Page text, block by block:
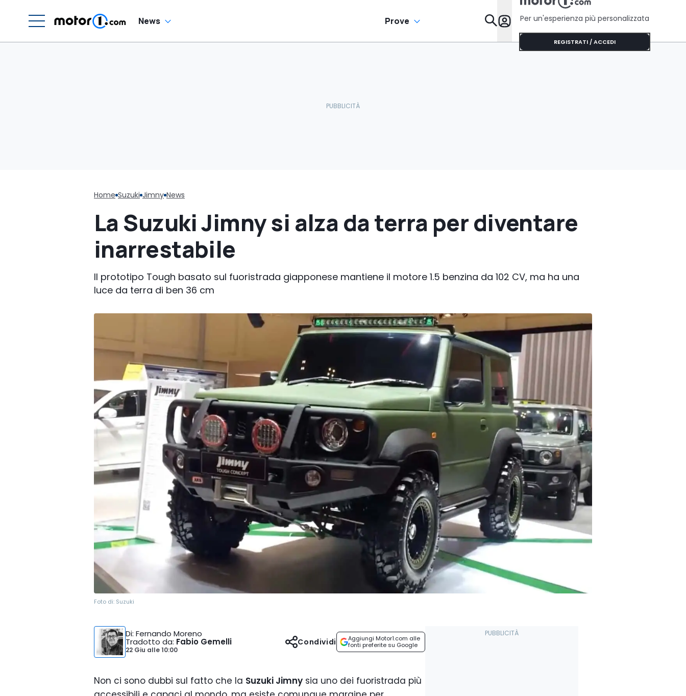
News Prove Da Sapere
Per un'esperienza più personalizzata
REGISTRATI / ACCEDI
Home Suzuki Jimny News
La Suzuki Jimny si alza da terra per diventare
inarrestabile
Il prototipo Tough basato sul fuoristrada giapponese mantiene il motore 1.5 benzina da 102 CV, ma ha una
luce da terra di ben 36 cm
Foto di: Suzuki
Di: Fernando Moreno
Tradotto da: Fabio Gemelli
22 Giu alle10:00
Aggiungi Motor1.com alle
fonti preferite su Google
Condividi
Non ci sono dubbi sul fatto che la Suzuki Jimny sia uno dei fuoristrada più